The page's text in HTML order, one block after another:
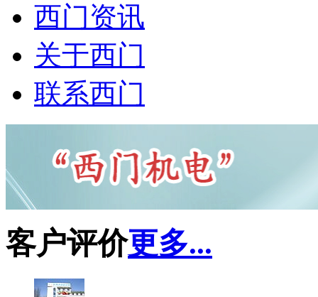
西门资讯
关于西门
联系西门
客户评价更多...